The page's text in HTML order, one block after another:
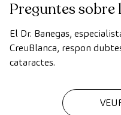
Preguntes sobre
El Dr. Banegas,
CreuBlanca, respon
cataractes.